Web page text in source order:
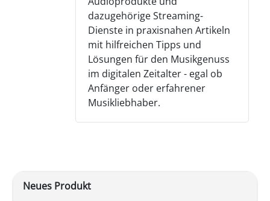
dazugehörige Streaming-
Dienste in praxisnahen Artikeln
mit hilfreichen Tipps und
Lösungen für den Musikgenuss
im digitalen Zeitalter - egal ob
Anfänger oder erfahrener
Musikliebhaber.
Neues Produkt